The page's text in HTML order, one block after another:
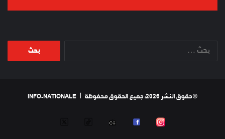
© حقوق النشر 2026، جميع الحقوق محفوظة | INFO-NATIONALE
INSTAGRAM
FACEBOOK